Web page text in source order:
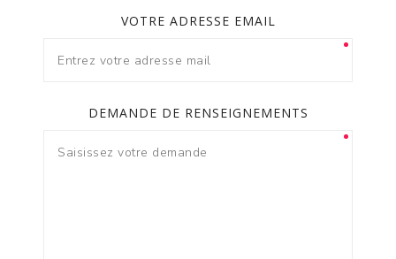
VOTRE ADRESSE EMAIL
DEMANDE DE RENSEIGNEMENTS